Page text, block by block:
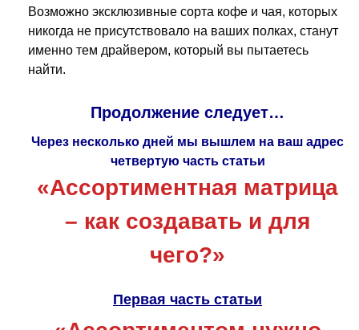
Возможно эксклюзивные сорта кофе и чая, которых
никогда не присутствовало на ваших полках, станут
именно тем драйвером, который вы пытаетесь
найти.
Продолжение следует…
Через несколько дней мы вышлем на ваш адрес
четвертую часть статьи
«Ассортиментная матрица
– как создавать и для
чего?»
Первая часть статьи